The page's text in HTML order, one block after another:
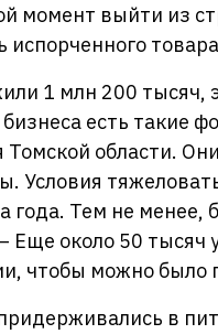
момент выйти из
испорченного
1 млн 200 тысяч,
есть такие
области.
Условия
года. Тем не
Еще около 50 тысяч
чтобы можно было
в